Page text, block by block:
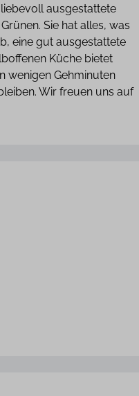
ausgestattete
Sie hat alles, was
eine gut ausgestattete
Küche bietet
wenigen Gehminuten
Wir freuen uns auf